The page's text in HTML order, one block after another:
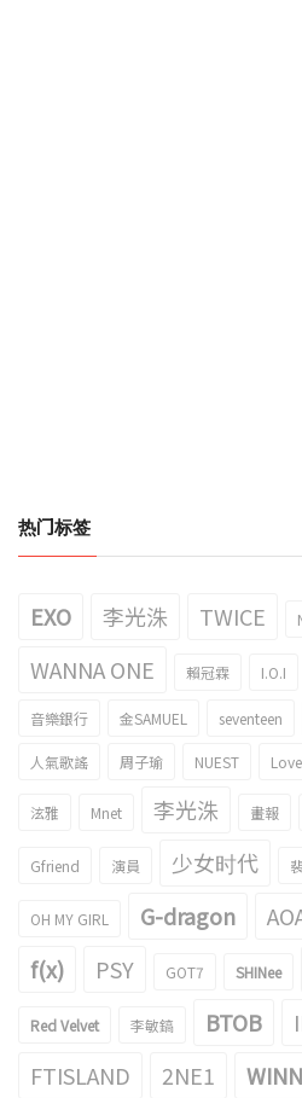
热门标签
EXO 李光洙 TWICE
WANNA ONE 賴冠霖 I.O.I
音樂銀行 金SAMUEL seventeen
人氣歌謠 周子瑜 NUEST
泫雅 Mnet 李光洙 畫報
Gfriend 演員 少女时代
OH MY GIRL G-dragon
f(x) PSY GOT7 SHINee
Red Velvet 李敏鎬 BTOB
FTISLAND
2NE1